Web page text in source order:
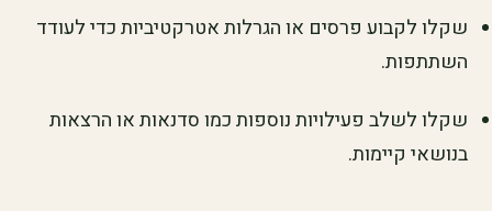
שקלו לקבוע פרסים או הגרלות אטרקטיביות כדי לעודד
השתתפות.
שקלו לשלב פעילויות נוספות כמו סדנאות או הרצאות
בנושאי קיימות.